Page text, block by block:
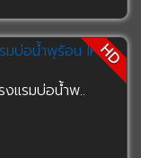
HD
แรมบ่อน้ำพ..